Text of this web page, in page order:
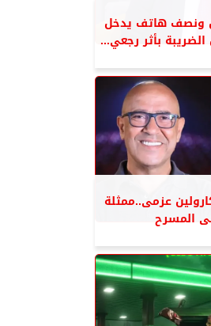
ونصف هاتف يدخل
بأثر رجعي...
عزمى..ممثلة
المسرح